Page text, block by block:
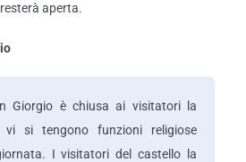
aperta.
Giorgio è chiusa ai visitatori la
vi si tengono funzioni religiose
I visitatori del castello la